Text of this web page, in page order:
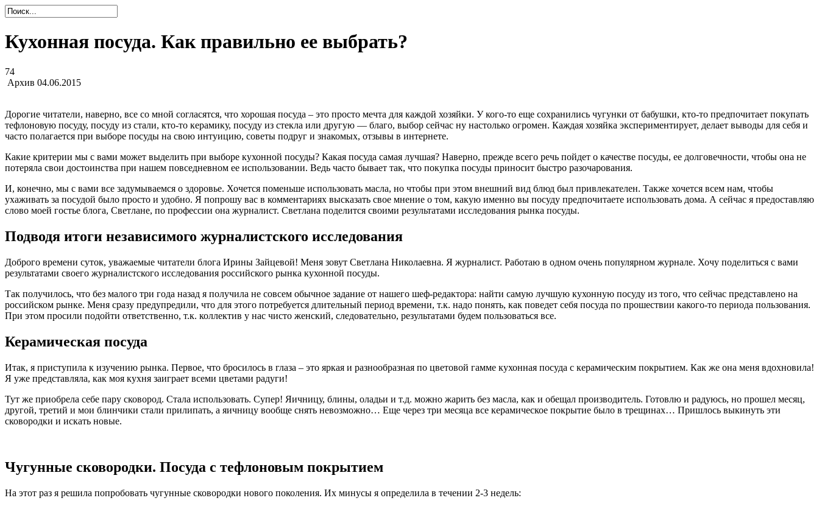
Кухонная посуда. Как правильно ее выбрать?
74
Архив 04.06.2015
Дорогие читатели, наверно, все со мной согласятся, что хорошая посуда – это просто мечта для каждой хозяйки. У кого-то еще сохранились чугунки от бабушки, кто-то предпочитает покупать
тефлоновую посуду, посуду из стали, кто-то керамику, посуду из стекла или другую — благо, выбор сейчас ну настолько огромен. Каждая хозяйка экспериментирует, делает выводы для себя и
часто полагается при выборе посуды на свою интуицию, советы подруг и знакомых, отзывы в интернете.
Какие критерии мы с вами может выделить при выборе кухонной посуды? Какая посуда самая лучшая? Наверно, прежде всего речь пойдет о качестве посуды, ее долговечности, чтобы она не
потеряла свои достоинства при нашем повседневном ее использовании. Ведь часто бывает так, что покупка посуды приносит быстро разочарования.
И, конечно, мы с вами все задумываемся о здоровье. Хочется поменьше использовать масла, но чтобы при этом внешний вид блюд был привлекателен. Также хочется всем нам, чтобы
ухаживать за посудой было просто и удобно. Я попрошу вас в комментариях высказать свое мнение о том, какую именно вы посуду предпочитаете использовать дома. А сейчас я предоставляю
слово моей гостье блога, Светлане, по профессии она журналист. Светлана поделится своими результатами исследования рынка посуды.
Подводя итоги независимого журналистского исследования
Доброго времени суток, уважаемые читатели блога Ирины Зайцевой! Меня зовут Светлана Николаевна. Я журналист. Работаю в одном очень популярном журнале. Хочу поделиться с вами
результатами своего журналистского исследования российского рынка кухонной посуды.
Так получилось, что без малого три года назад я получила не совсем обычное задание от нашего шеф-редактора: найти самую лучшую кухонную посуду из того, что сейчас представлено на
российском рынке. Меня сразу предупредили, что для этого потребуется длительный период времени, т.к. надо понять, как поведет себя посуда по прошествии какого-то периода пользования.
При этом просили подойти ответственно, т.к. коллектив у нас чисто женский, следовательно, результатами будем пользоваться все.
Керамическая посуда
Итак, я приступила к изучению рынка. Первое, что бросилось в глаза – это яркая и разнообразная по цветовой гамме кухонная посуда с керамическим покрытием. Как же она меня вдохновила!
Я уже представляла, как моя кухня заиграет всеми цветами радуги!
Тут же приобрела себе пару сковород. Стала использовать. Супер! Яичницу, блины, оладьи и т.д. можно жарить без масла, как и обещал производитель. Готовлю и радуюсь, но прошел месяц,
другой, третий и мои блинчики стали прилипать, а яичницу вообще снять невозможно… Еще через три месяца все керамическое покрытие было в трещинах… Пришлось выкинуть эти
сковородки и искать новые.
Чугунные сковородки. Посуда с тефлоновым покрытием
На этот раз я решила попробовать чугунные сковородки нового поколения. Их минусы я определила в течении 2-3 недель: